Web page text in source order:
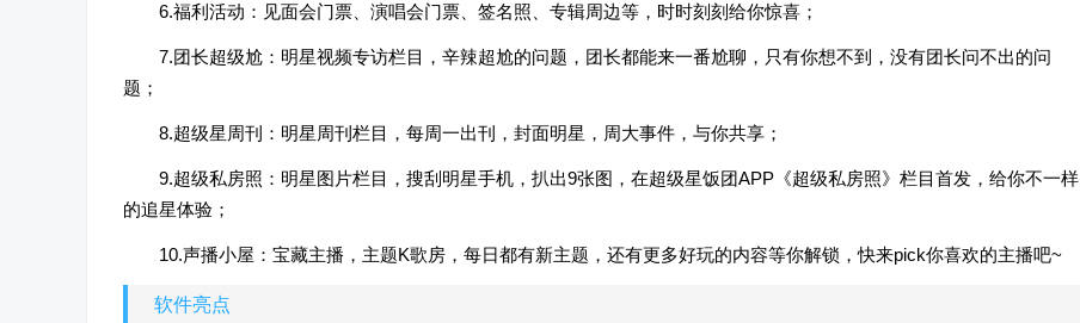
6.福利活动：见面会门票、演唱会门票、签名照、专辑周边等，时时刻刻给你惊喜；
7.团长超级尬：明星视频专访栏目，辛辣超尬的问题，团长都能来一番尬聊，只有你想不到，没有团长问不出的问
题；
8.超级星周刊：明星周刊栏目，每周一出刊，封面明星，周大事件，与你共享；
9.超级私房照：明星图片栏目，搜刮明星手机，扒出9张图，在超级星饭团APP《超级私房照》栏目首发，给你不一样
的追星体验；
10.声播小屋：宝藏主播，主题K歌房，每日都有新主题，还有更多好玩的内容等你解锁，快来pick你喜欢的主播吧~
软件亮点